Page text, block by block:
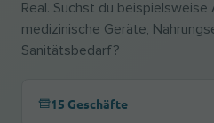
Real. Suchst du
medizinische Geräte,
Sanitätsbedarf?
15 Geschäfte